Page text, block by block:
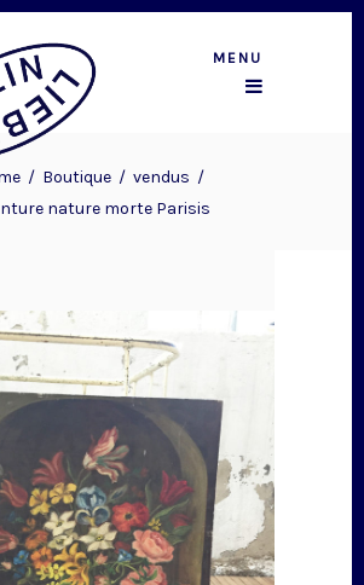
MENU
/ Boutique/ vendus /
nature morte Parisis